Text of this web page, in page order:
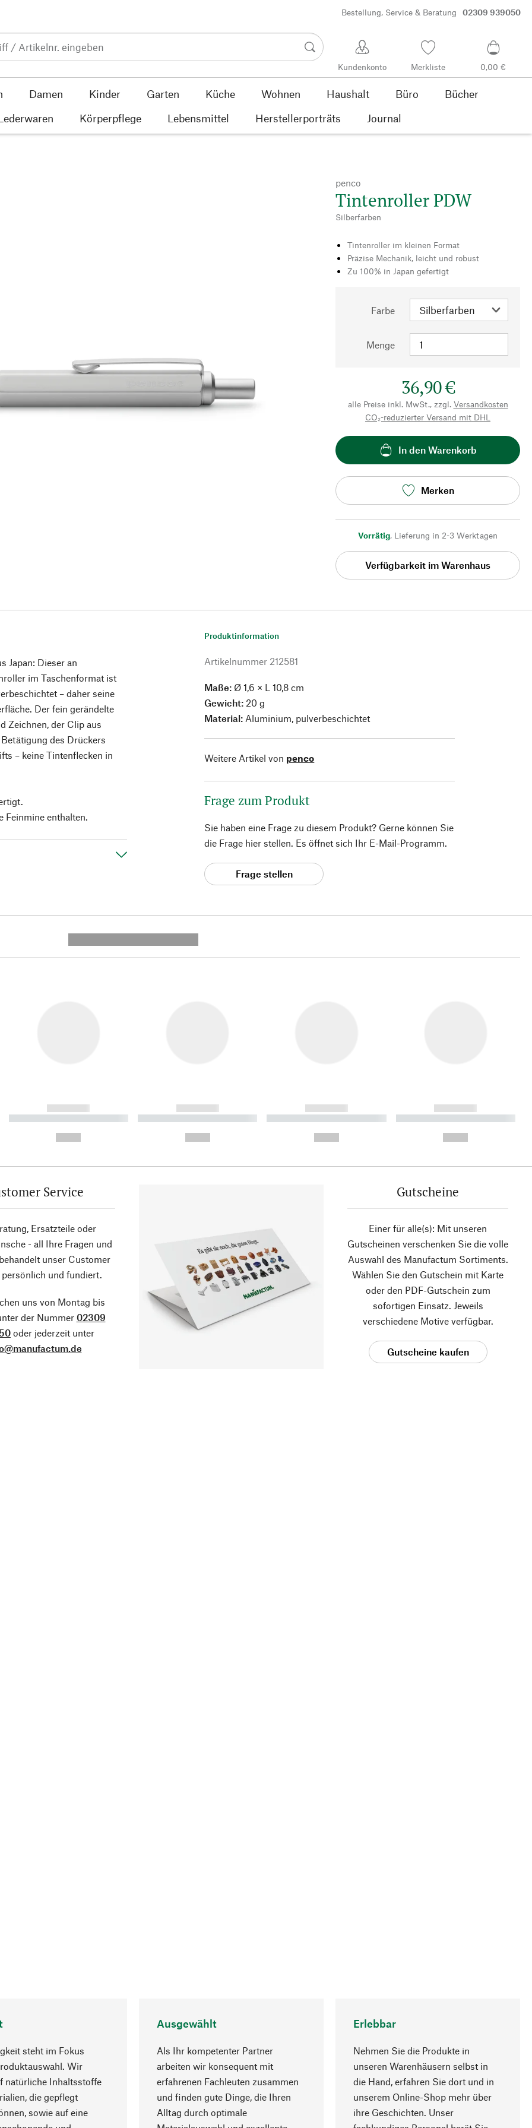
Bestellung, Service & Beratung 02309 939050
Kundenkonto Merkliste 0,00 €
Damen Kinder Garten Küche Wohnen Haushalt Büro
Bücher
Körperpflege Lebensmittel Herstellerporträts Journal
penco
Tintenroller PDW
Silberfarben
Tintenroller im kleinen Format
Präzise Mechanik, leicht und robust
Zu 100% in Japan gefertigt
Farbe
Menge
36,90 €
alle Preise inkl. MwSt., zzgl. Versandkosten
CO₂-reduzierter Versand mit DHL
In den Warenkorb
Merken
Vorrätig, Lieferung in 2-3 Werktagen
Verfügbarkeit im Warenhaus
Japan: Dieser an
im Taschenformat ist
– daher seine
Der fein gerändelte
Zeichnen, der Clip aus
des Drückers
– keine Tintenflecken in
Feinmine enthalten.
Produktinformation
Artikelnummer 212581
Maße: Ø 1,6 × L 10,8 cm
Gewicht: 20 g
Material: Aluminium, pulverbeschichtet
Weitere Artikel von penco
Frage zum Produkt
Sie haben eine Frage zu diesem Produkt? Gerne können Sie
die Frage hier stellen. Es öffnet sich Ihr E-Mail-Programm.
Frage stellen
------------
----------- ----------- ----------
------------
----------- ----------- ----------
------------
----------- ----------- ----------
------------
----------- ----------- ----------
Service
Ersatzteile oder
- all Ihre Fragen und
unser Customer
persönlich und fundiert.
uns von Montag bis
der Nummer 02309
oder jederzeit unter
Gutscheine
Einer für alle(s): Mit unseren
Gutscheinen verschenken Sie die volle
Auswahl des Manufactum Sortiments.
Wählen Sie den Gutschein mit Karte
oder den PDF-Gutschein zum
sofortigen Einsatz. Jeweils
verschiedene Motive verfügbar.
Gutscheine kaufen
steht im Fokus
Wir
natürliche Inhaltsstoffe
die gepflegt
sowie auf eine
Ausgewählt
Als Ihr kompetenter Partner
arbeiten wir konsequent mit
erfahrenen Fachleuten zusammen
und finden gute Dinge, die Ihren
Alltag durch optimale
Erlebbar
Nehmen Sie die Produkte in
unseren Warenhäusern selbst in
die Hand, erfahren Sie dort und in
unserem Online-Shop mehr über
ihre Geschichten. Unser